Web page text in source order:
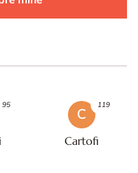
95
C
Cartofi
119